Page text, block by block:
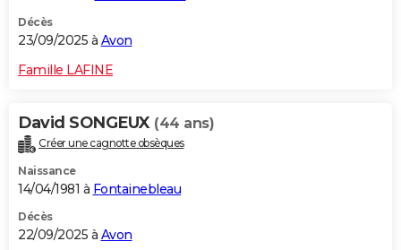
Décès
23/09/2025 à Avon
Famille LAFINE
David SONGEUX (44 ans)
Créer une cagnotte obsèques
Naissance
14/04/1981 à Fontainebleau
Décès
22/09/2025 à Avon